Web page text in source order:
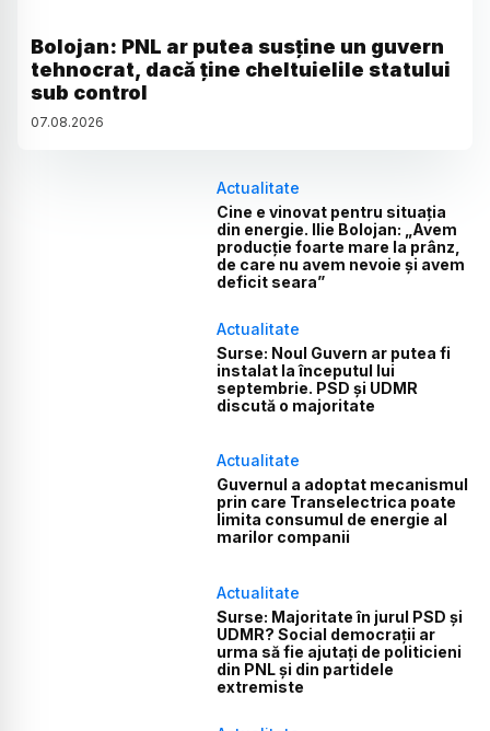
Bolojan: PNL ar putea susține un guvern
tehnocrat, dacă ține cheltuielile statului
sub control
07.08.2026
Actualitate
Cine e vinovat pentru situația
din energie. Ilie Bolojan: „Avem
producție foarte mare la prânz,
de care nu avem nevoie și avem
deficit seara”
Actualitate
Surse: Noul Guvern ar putea fi
instalat la începutul lui
septembrie. PSD și UDMR
discută o majoritate
Actualitate
Guvernul a adoptat mecanismul
prin care Transelectrica poate
limita consumul de energie al
marilor companii
Actualitate
Surse: Majoritate în jurul PSD și
UDMR? Social democrații ar
urma să fie ajutați de politicieni
din PNL și din partidele
extremiste